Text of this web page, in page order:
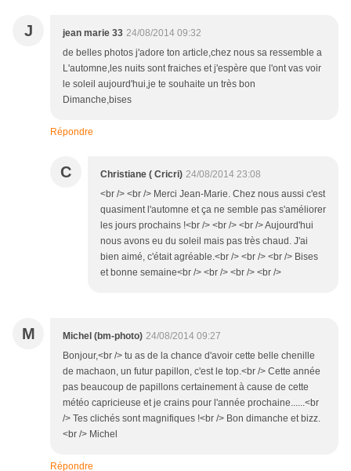
J jean marie 33 24/08/2014 09:32
de belles photos j'adore ton article,chez nous sa ressemble a
L'automne,les nuits sont fraiches et j'espère que l'ont vas voir
le soleil aujourd'hui,je te souhaite un très bon
Dimanche,bises
Répondre
C Christiane ( Cricri) 24/08/2014 23:08
<br /> <br /> Merci Jean-Marie. Chez nous aussi c'est
quasiment l'automne et ça ne semble pas s'améliorer
les jours prochains !<br /> <br /> <br /> Aujourd'hui
nous avons eu du soleil mais pas très chaud. J'ai
bien aimé, c'était agréable.<br /> <br /> <br /> Bises
et bonne semaine<br /> <br /> <br /> <br />
M Michel (bm-photo) 24/08/2014 09:27
Bonjour,<br /> tu as de la chance d'avoir cette belle chenille
de machaon, un futur papillon, c'est le top.<br /> Cette année
pas beaucoup de papillons certainement à cause de cette
météo capricieuse et je crains pour l'année prochaine......<br
/> Tes clichés sont magnifiques !<br /> Bon dimanche et bizz.
<br /> Michel
Répondre